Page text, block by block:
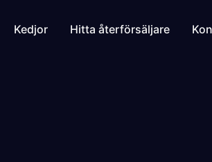
Kedjor Hitta återförsäljare